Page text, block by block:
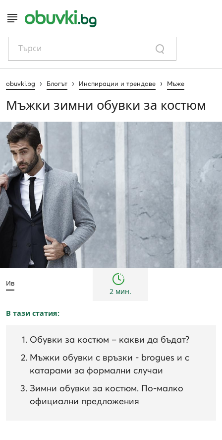
Търси
obuvki.bg › Блогът › Инспирации и трендове › Мъже
Мъжки зимни обувки за костюм
Инспирации и трендове
Ив
2 мин.
В тази статия:
Обувки за костюм – какви да бъдат?
Мъжки обувки с връзки - brogues и с
катарами за формални случаи
Зимни обувки за костюм. По-малко
официални предложения